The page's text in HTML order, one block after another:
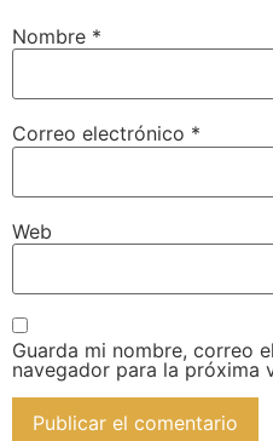
Nombre *
Correo electrónico *
Web
Guarda mi nombre, correo
navegador para la próxima